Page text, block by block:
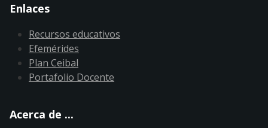
Enlaces
Recursos educativos
Efemérides
Plan Ceibal
Portafolio Docente
Acerca de ...